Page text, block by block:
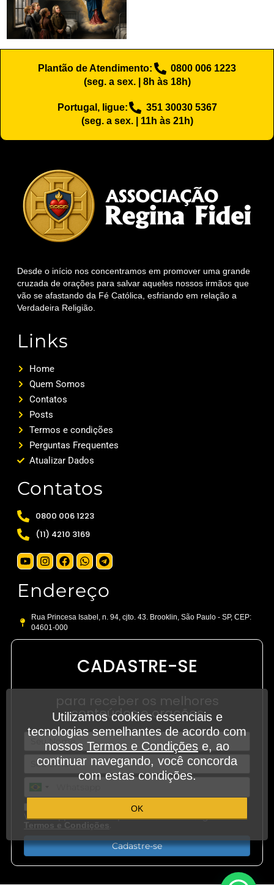
Plantão de Atendimento:
0800 006 1223
(seg. a sex. | 8h às 18h)
Portugal, ligue:
351 30030 5367
(seg. a sex. | 11h às 21h)
Desde o início nos concentramos em promover uma grande
cruzada de orações para salvar aqueles nossos irmãos que
vão se afastando da Fé Católica, esfriando em relação a
Verdadeira Religião.
Links
Home
Quem Somos
Contatos
Posts
Termos e condições
Perguntas Frequentes
Atualizar Dados
Contatos
0800 006 1223
(11) 4210 3169
Endereço
Rua Princesa Isabel, n. 94, cjto. 43. Brooklin, São Paulo - SP, CEP:
04601-000
CADASTRE-SE
para receber os melhores
conteúdos e orações
Aceito receber outros conteúdos em meu
WhatsApp e demais aplicativos de mensagem.
Termos e Condições.
Cadastre-se
Utilizamos cookies essenciais e
tecnologias semelhantes de acordo com
nossos Termos e Condições e, ao
continuar navegando, você concorda
com estas condições.
OK